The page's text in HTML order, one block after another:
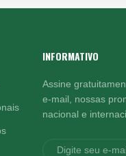
INFORMATIVO
Assine
e-mail, nossas
nacional e